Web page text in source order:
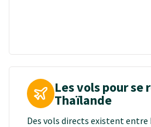
Les vols pour se
Thaïlande
Des vols directs existent entre